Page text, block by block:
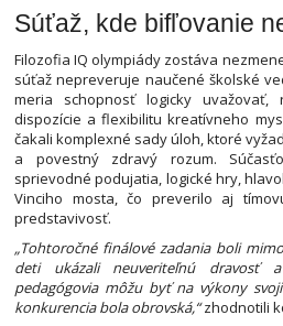
Súťaž, kde bifľovanie
Filozofia IQ olympiády zostáva
súťaž nepreveruje naučené školské
meria schopnosť logicky uvažovať,
dispozície a flexibilitu kreatívneho
čakali komplexné sady úloh, ktoré
a povestný zdravý rozum.
sprievodné podujatia, logické hry,
Vinciho mosta, čo preverilo aj
predstavivosť.
„Tohtoročné finálové zadania boli
deti ukázali neuveriteľnú dravosť
pedagógovia môžu byť na výkony
konkurencia bola obrovská,“zhodnotili